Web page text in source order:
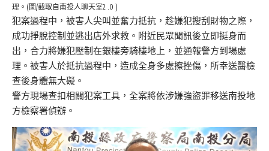
理。(圖/截取自南投人聊天室2 .0 )
犯案過程中，被害人尖叫並奮力抵抗，趁嫌犯搜刮財物之際，
成功掙脫控制並逃出店外求救。附近民眾聞訊後立即挺身而
出， 合力將嫌犯壓制在銀樓旁騎樓地上，並通報警方到場處
理。 被害人於抵抗過程中，造成全身多處擦挫傷， 所幸送醫檢
查後身體無大礙。
警方現場查扣相關犯案工具， 全案將依涉嫌強盜罪移送南投地
方檢察署偵辦。